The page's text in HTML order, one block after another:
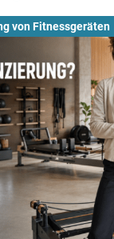
von Fitnessgeräten